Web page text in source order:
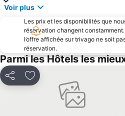
Pafos Aphrodite Festival
Agios Georgios Alamanos Beach
Voir plus
Les prix et les disponibilités que
réservation changent
l’offre affichée sur trivago ne soit
réservation.
Parmi les Hôtels les
PartagerAjouter à mes favoris